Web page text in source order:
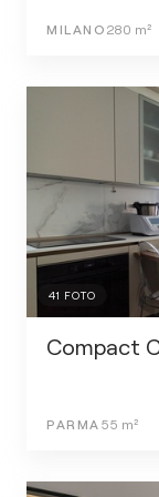
MILANO 280 m²
41 FOTO
Compact
PARMA 55 m²